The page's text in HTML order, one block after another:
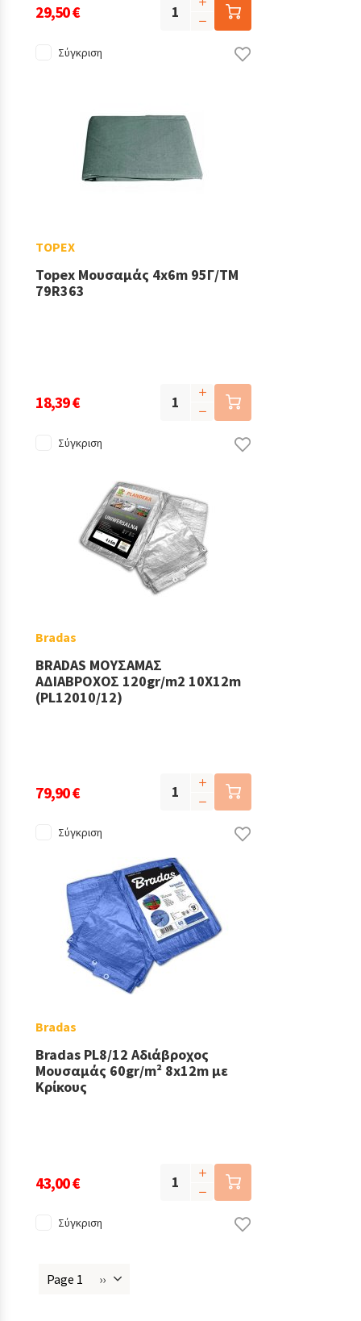
29,50 €
Σύγκριση
TOPEX
Topex Μουσαμάς 4x6m 95Γ/ΤΜ
79R363
18,39 €
Σύγκριση
Bradas
BRADAS ΜΟΥΣΑΜΑΣ
ΑΔΙΑΒΡΟΧΟΣ 120gr/m2 10X12m
(PL12010/12)
79,90 €
Σύγκριση
Bradas
Bradas PL8/12 Αδιάβροχος
Μουσαμάς 60gr/m² 8x12m με
Κρίκους
43,00 €
Σύγκριση
Page 1
Next
››